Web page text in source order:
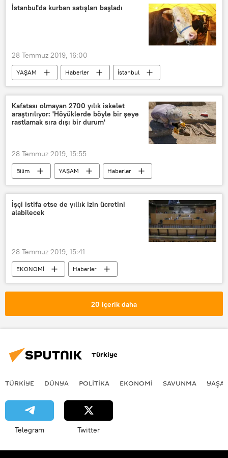
Muhammed Ali Necefi
İstanbul'da kurban satışları başladı
28 Temmuz 2019, 16:00
YAŞAM Haberler
İstanbul
Sultangazi
Belediye
Kafatası olmayan 2700 yılık iskelet
araştırılıyor: 'Höyüklerde böyle bir şeye
rastlamak sıra dışı bir durum'
28 Temmuz 2019, 15:55
Bilim YAŞAM
Haberler
Van
İskelet
Arkeolog
Kafatası
İşçi istifa etse de yıllık izin ücretini
alabilecek
28 Temmuz 2019, 15:41
EKONOMİ
Haberler
Yargıtay
işçi Yıllık izin
20 içerik daha
Türkiye
TÜRKIYE DÜNYA POLİTİKA EKONOMİ SAVUNMA
Telegram Twitter